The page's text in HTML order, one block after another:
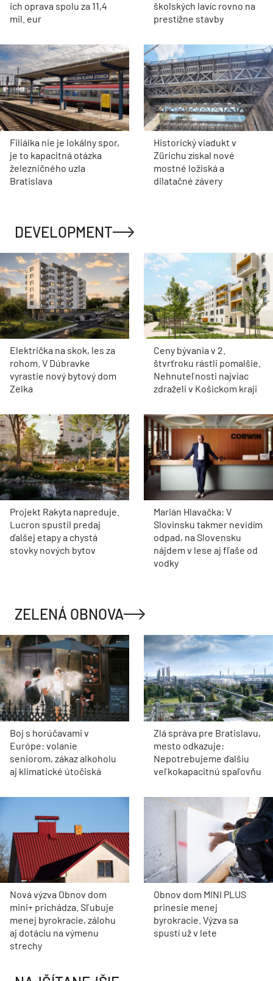
ich oprava spolu za 11,4
mil. eur
školských lavíc rovno na
prestížne stavby
Filiálka nie je lokálny spor,
je to kapacitná otázka
železničného uzla
Bratislava
Historický viadukt v
Zürichu získal nové
mostné ložiská a
dilatačné závery
DEVELOPMENT
Električka na skok, les za
rohom. V Dúbravke
vyrastie nový bytový dom
Zelka
Ceny bývania v 2.
štvrťroku rástli pomalšie.
Nehnuteľnosti najviac
zdraželi v Košickom kraji
Projekt Rakyta napreduje.
Lucron spustil predaj
ďalšej etapy a chystá
stovky nových bytov
Marián Hlavačka: V
Slovinsku takmer nevidím
odpad, na Slovensku
nájdem v lese aj fľaše od
vodky
ZELENÁ OBNOVA
Boj s horúčavami v
Európe: volanie
seniorom, zákaz alkoholu
aj klimatické útočiská
Zlá správa pre Bratislavu,
mesto odkazuje:
Nepotrebujeme ďalšiu
veľkokapacitnú spaľovňu
Nová výzva Obnov dom
mini+ prichádza. Sľubuje
menej byrokracie, zálohu
aj dotáciu na výmenu
strechy
Obnov dom MINI PLUS
prinesie menej
byrokracie. Výzva sa
spustí už v lete